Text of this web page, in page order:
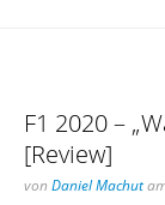
F1 2020 –
[Review]
von Daniel Machut